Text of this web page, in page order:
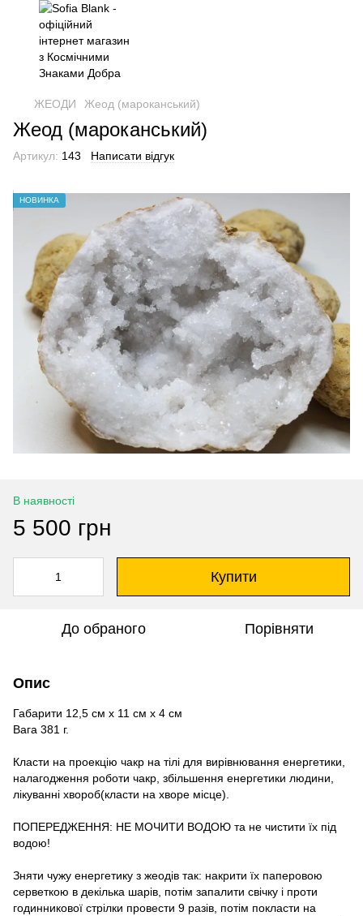
ЖЕОДИ Жеод (мароканський)
Жеод (мароканський)
Артикул: 143 Написати відгук
НОВИНКА
В наявності
5 500 грн
Купити
До обраного Порівняти
Опис
Габарити 12,5 см х 11 см х 4 см
Вага 381 г.
Класти на проекцію чакр на тілі для вирівнювання енергетики,
налагодження роботи чакр, збільшення енергетики людини,
лікуванні хвороб(класти на хворе місце).
ПОПЕРЕДЖЕННЯ: НЕ МОЧИТИ ВОДОЮ та не чистити їх під
водою!
Зняти чужу енергетику з жеодів так: накрити їх паперовою
серветкою в декілька шарів, потім запалити свічку і проти
годинникової стрілки провести 9 разів, потім покласти на